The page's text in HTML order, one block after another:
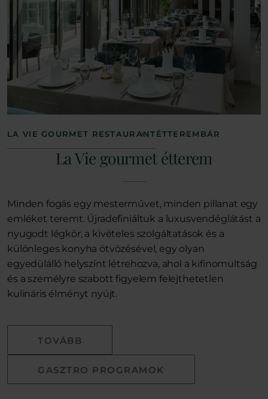
LA VIE GOURMET RESTAURANTÉTTEREM BÁR
La Vie gourmet étterem
Minden fogás egy mesterművet, minden pillanat egy
emléket teremt. Újradefiniáltuk a luxusvendéglátást a
nyugodt légkör, a kivételes szolgáltatások és a
különleges konyha ötvözésével, egy olyan
egyedülálló helyszínt létrehozva, ahol a kifinomultság
és a személyre szabott figyelem felejthetetlen
kulináris élményt nyújt.
TOVÁBB
GASZTRO PROGRAMOK